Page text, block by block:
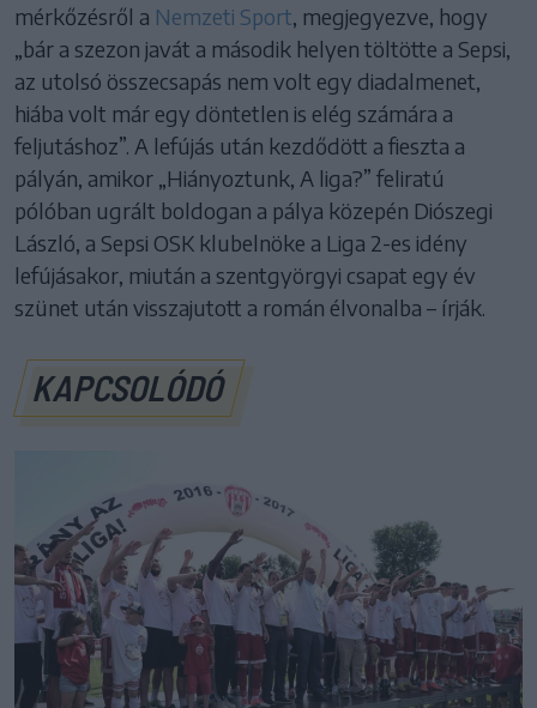
mérkőzésről a Nemzeti Sport, megjegyezve, hogy
„bár a szezon javát a második helyen töltötte a Sepsi,
az utolsó összecsapás nem volt egy diadalmenet,
hiába volt már egy döntetlen is elég számára a
feljutáshoz”. A lefújás után kezdődött a fieszta a
pályán, amikor „Hiányoztunk, A liga?” feliratú
pólóban ugrált boldogan a pálya közepén Diószegi
László, a Sepsi OSK klubelnöke a Liga 2-es idény
lefújásakor, miután a szentgyörgyi csapat egy év
szünet után visszajutott a román élvonalba – írják.
KAPCSOLÓDÓ